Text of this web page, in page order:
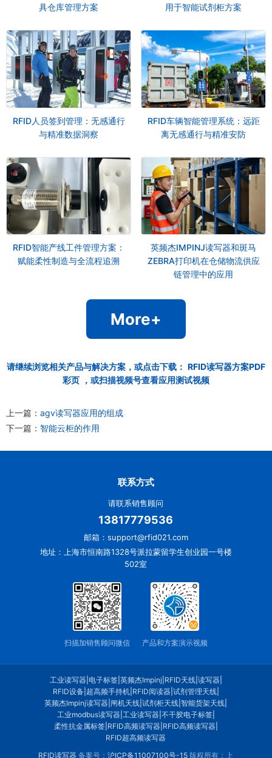
具仓库管理方案
用于智能试剂柜方案
RFID人员签到管理：无感通行
与精准数据洞察
RFID车辆智能管理系统：远距
离无感通行与精准安防
RFID智能产线工件管理方案：
赋能柔性制造与全流程追溯
英频杰IMPINJ读写器和斑马
ZEBRA打印机在仓储物流供应
链管理中的应用
More+
请继续浏览相关产品与解决方案，或点击下载： RFID读写器方案PDF
彩页 ，或扫描视频号查看应用测试视频
上一篇： agv读写器应用的组成
下一篇： 智能云柜的作用
联系方式
请联系销售顾问
13817779536
邮箱：support@rfid021.com
地址：上海市恒南路1328号派拉蒙留学生创业园一号楼
502室
扫描加销售顾问微信 产品和方案演示视频
工业读写器| 电子标签| 英频杰Impinj RFID天线| 读写器|
RFID设备| 超高频手持机| RFID阅读器| 试剂管理天线|
英频杰Impinj读写器 |闸机天线 |试剂柜天线 |智能货架天线
工业modbus读写器| 工业读写器| 不干胶电子标签|
柔性抗金属标签| RFID高频读写器| RFID高频读写器|
RFID超高频读写器
RFID读写器 备案号：沪ICP备11007100号-15 版权所有：上